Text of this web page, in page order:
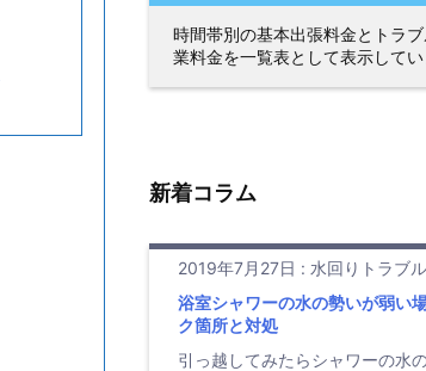
時間帯別の基本出張料金とトラ
業料金を一覧表として表示してい
新着コラム
2019年7月27日 : 水回りトラブ
浴室シャワーの水の勢いが弱い
ク箇所と対処
引っ越してみたらシャワーの水